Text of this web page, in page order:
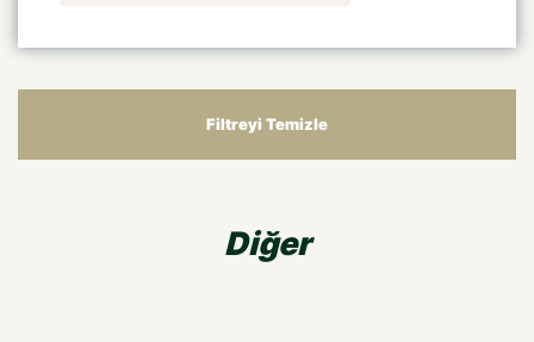
Filtreyi Temizle
Diğer